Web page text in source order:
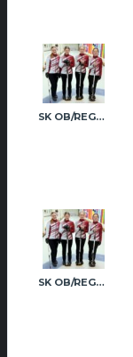
SK OB/REGŽA (JUN)
SK OB/REGŽA (JUN)